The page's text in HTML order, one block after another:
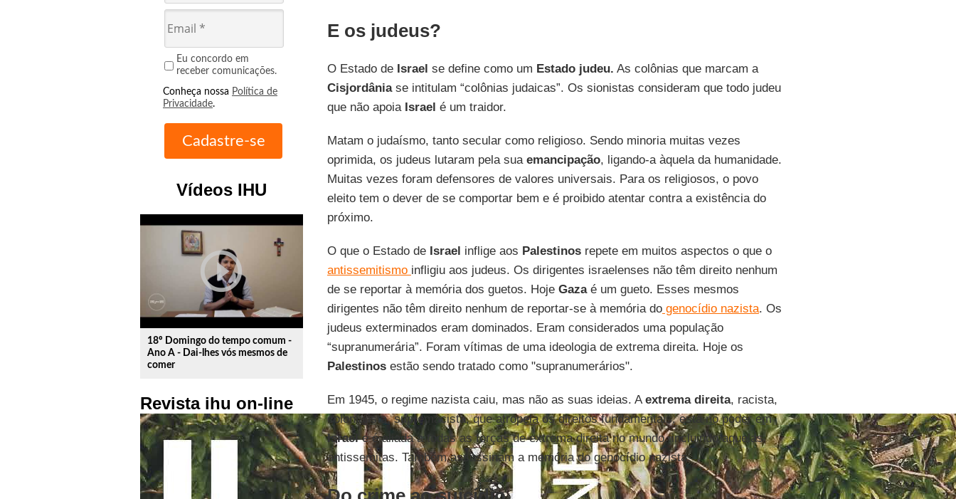
Eu concordo em
receber comunicações.
Conheça nossa Política de
Privacidade.
Vídeos IHU
play_circle_outline
18º Domingo do tempo comum -
Ano A - Dai-lhes vós mesmos de
comer
Revista ihu on-line
E os judeus?
O Estado de Israel se define como um Estado judeu. As colônias que marcam a
Cisjordâniase intitulam “colônias judaicas”. Os sionistas consideram que todo judeu
que não apoia Israel é um traidor.
Matam o judaísmo, tanto secular como religioso. Sendo minoria muitas vezes
oprimida, os judeus lutaram pela sua emancipação, ligando-a àquela da humanidade.
Muitas vezes foram defensores de valores universais. Para os religiosos, o povo
eleito tem o dever de se comportar bem e é proibido atentar contra a existência do
próximo.
O que o Estado de Israel inflige aos Palestinosrepete em muitos aspectos o que o
antissemitismo infligiu aos judeus. Os dirigentes israelenses não têm direito nenhum
de se reportar à memória dos guetos. Hoje Gazaé um gueto. Esses mesmos
dirigentes não têm direito nenhum de reportar-se à memória dogenocídio nazista. Os
judeus exterminados eram dominados. Eram considerados uma população
“supranumerária”. Foram vítimas de uma ideologia de extrema direita. Hoje os
Palestinosestão sendo tratado como "supranumerários".
Em 1945, o regime nazista caiu, mas não as suas ideias. Aextrema direita, racista,
colonialista, supremacista, que atropela os direitos fundamentais, está no poder em
Israele é aliada a todas as forças de extrema direita no mundo, incluindo aquelas
antissemitas. Também assassinam a memória do genocídio nazista.